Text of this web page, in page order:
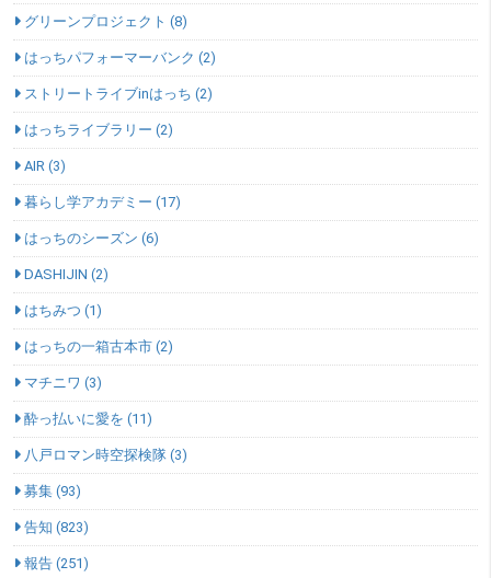
グリーンプロジェクト (8)
はっちパフォーマーバンク (2)
ストリートライブinはっち (2)
はっちライブラリー (2)
AIR (3)
暮らし学アカデミー (17)
はっちのシーズン (6)
DASHIJIN (2)
はちみつ (1)
はっちの一箱古本市 (2)
マチニワ (3)
酔っ払いに愛を (11)
八戸ロマン時空探検隊 (3)
募集 (93)
告知 (823)
報告 (251)